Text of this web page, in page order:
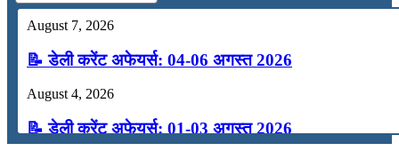
August 7, 2026
📝 डेली करेंट अफेयर्स: 04-06 अगस्त 2026
August 4, 2026
📝 डेली करेंट अफेयर्स: 01-03 अगस्त 2026